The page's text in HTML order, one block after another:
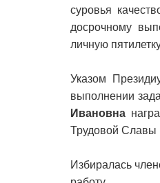
суровья
досрочному
личную
Указом
выполнении
Ивановна
Трудовой Славы
Избиралась